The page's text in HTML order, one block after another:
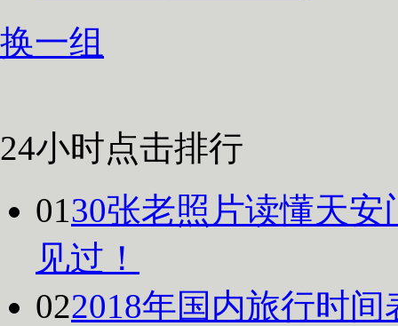
换一组
24小时点击排行
0130张老照片读懂天
见过！
022018年国内旅行时